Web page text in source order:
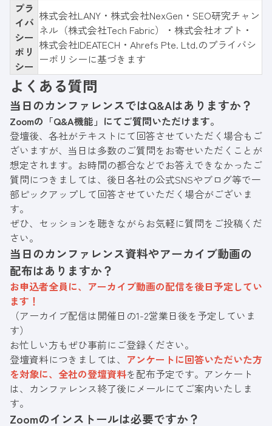
プラ
イバ
シー
ポリ
シー
株式会社LANY ・ 株式会社NexGen ・ SEO研究チャン
ネル（株式会社Tech Fabric） ・ 株式会社オプト ・
株式会社IDEATECH ・ Ahrefs Pte. Ltd.のプライバシ
ーポリシーに基づきます
よくある質問
当日のカンファレンスではQ&Aはありますか？
Zoomの「Q&A機能」にてご質問いただけます。
登壇後、各社がテキストにて回答させていただく場合もご
ざいますが、当日は多数のご質問をお寄せいただくことが
想定されます。お時間の都合などでお答えできなかったご
質問につきましては、後日各社の公式SNSやブログ等で一
部ピックアップして回答させていただく場合がございま
す。
ぜひ、セッションを聴きながらお気軽に質問をご投稿くだ
さい。
当日のカンファレンス資料やアーカイブ動画の
配布はありますか？
お申込者全員に、アーカイブ動画の配信を後日予定してい
ます！
（アーカイブ配信は開催日の1-2営業日後を予定していま
す）
お忙しい方もぜひ事前にご登録ください。
登壇資料につきましては、 アンケートに回答いただいた方
を対象に、全社の登壇資料を配布予定です。アンケート
は、カンファレンス終了後にメールにてご案内いたしま
す。
Zoomのインストールは必要ですか？